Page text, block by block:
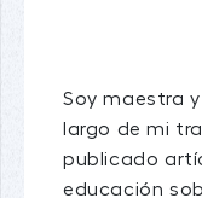
Soy maestra
largo de mi
publicado
educación